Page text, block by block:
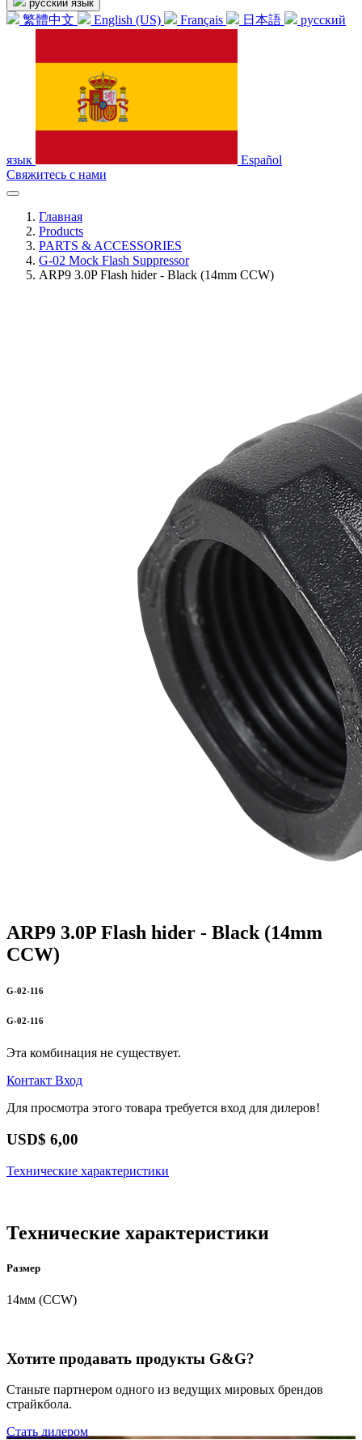
русский язык
繁體中文 English (US) Français 日本語 русский
язык
Español
Свяжитесь с нами
Главная
Products
PARTS & ACCESSORIES
G-02 Mock Flash Suppressor
ARP9 3.0P Flash hider - Black (14mm CCW)
ARP9 3.0P Flash hider - Black (14mm
CCW)
G-02-116
G-02-116
Эта комбинация не существует.
Контакт Вход
Для просмотра этого товара требуется вход для дилеров!
USD$ 6,00
Технические характеристики
Технические характеристики
Размер
14мм (CCW)
Хотите продавать продукты G&G?
Станьте партнером одного из ведущих мировых брендов
страйкбола.
Стать дилером